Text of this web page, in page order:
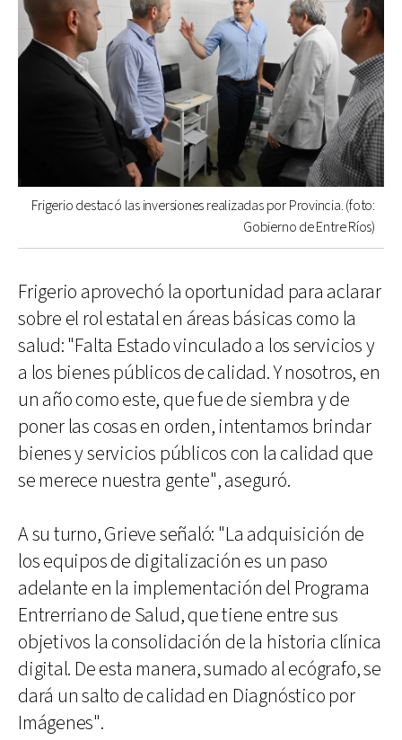
Frigerio destacó las inversiones realizadas por Provincia. (foto:
Gobierno de Entre Ríos)
Frigerio aprovechó la oportunidad para aclarar
sobre el rol estatal en áreas básicas como la
salud: "Falta Estado vinculado a los servicios y
a los bienes públicos de calidad. Y nosotros, en
un año como este, que fue de siembra y de
poner las cosas en orden, intentamos brindar
bienes y servicios públicos con la calidad que
se merece nuestra gente", aseguró.
A su turno, Grieve señaló: "La adquisición de
los equipos de digitalización es un paso
adelante en la implementación del Programa
Entrerriano de Salud, que tiene entre sus
objetivos la consolidación de la historia clínica
digital. De esta manera, sumado al ecógrafo, se
dará un salto de calidad en Diagnóstico por
Imágenes".